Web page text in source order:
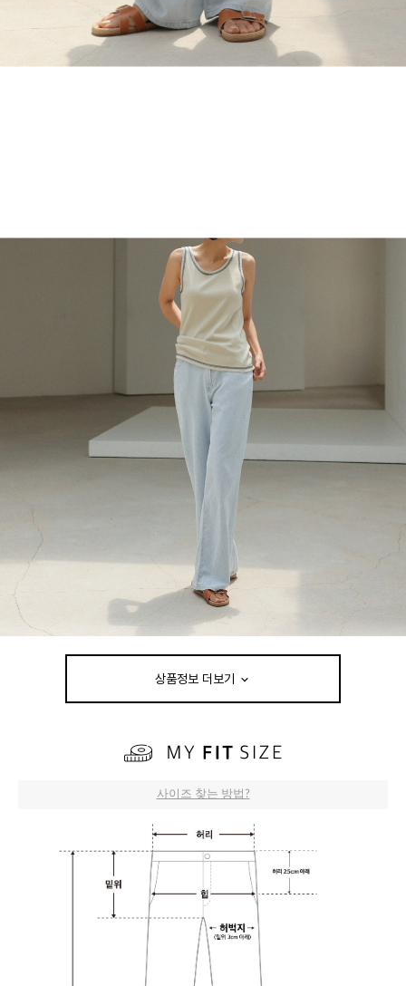
상품정보 더보기